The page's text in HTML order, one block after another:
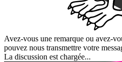
Avez-vous une remarque ou avez-
pouvez nous transmettre votre
La discussion est chargée...